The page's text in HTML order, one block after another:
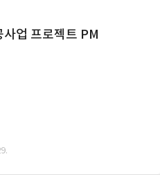
업 프로젝트 PM